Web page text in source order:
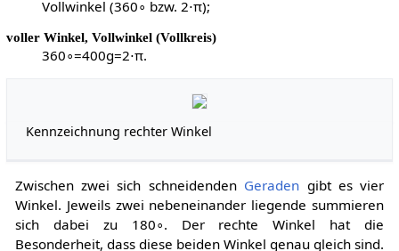
Vollwinkel (360∘ bzw. 2⋅π);
voller Winkel, Vollwinkel (Vollkreis)
360∘=400g=2⋅π.
Kennzeichnung rechter Winkel
Zwischen zwei sich schneidenden Geraden gibt es vier
Winkel. Jeweils zwei nebeneinander liegende summieren
sich dabei zu 180∘. Der rechte Winkel hat die
Besonderheit, dass diese beiden Winkel genau gleich sind.